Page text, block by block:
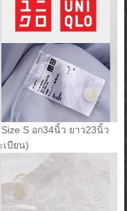
S อก34นิ้ว ยาว23นิ้ว
บียน)